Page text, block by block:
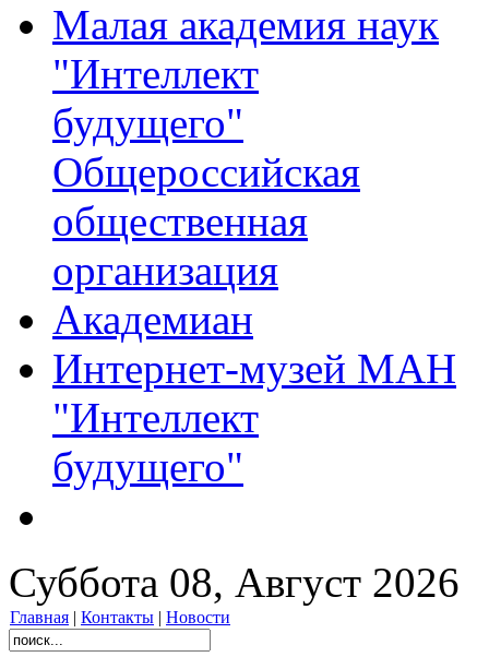
Малая академия наук
"Интеллект
будущего"
Общероссийская
общественная
организация
Академиан
Интернет-музей МАН
"Интеллект
будущего"
Суббота 08, Август 2026
Главная | Контакты | Новости